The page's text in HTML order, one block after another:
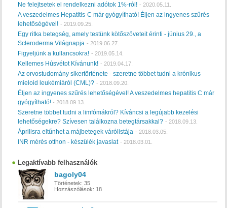
Ne felejtsetek el rendelkezni adótok 1%-ról! - 2020.05.11.
A veszedelmes Hepatitis-C már gyógyítható! Éljen az ingyenes szűrés
lehetőségével! - 2019.09.25.
Egy ritka betegség, amely testünk kötőszöveteit érinti - június 29., a
Scleroderma Világnapja - 2019.06.27.
Figyeljünk a kullancsokra! - 2019.05.14.
Kellemes Húsvétot Kívánunk! - 2019.04.17.
Az orvostudomány sikertörténete - szeretne többet tudni a krónikus
mieloid leukémiáról (CML)? - 2018.09.20.
Éljen az ingyenes szűrés lehetőségével! A veszedelmes hepatitis C már
gyógyítható!- 2018.09.13.
Szeretne többet tudni a limfómákról? Kíváncsi a legújabb kezelési
lehetőségekre? Szívesen találkozna betegtársakkal? - 2018.09.13.
Áprilisra eltűnhet a májbetegek várólistája - 2018.03.05.
INR mérés otthon - készülék javaslat - 2018.03.01.
Legaktívabb felhasználók
bagoly04
Történetek: 35
Hozzászólások: 18